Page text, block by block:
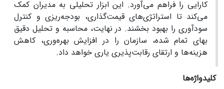
کارایی را فراهم می‌آورد. این ابزار تحلیلی به مدیران کمک
می‌کند تا استراتژی‌های قیمت‌گذاری، بودجه‌ریزی و کنترل
سودآوری را بهبود بخشند. در نهایت، محاسبه و تحلیل دقیق
بهای تمام شده، سازمان را در افزایش بهره‌وری، کاهش
هزینه‌ها و ارتقای رقابت‌پذیری یاری خواهد داد.
کلیدواژه‌ها